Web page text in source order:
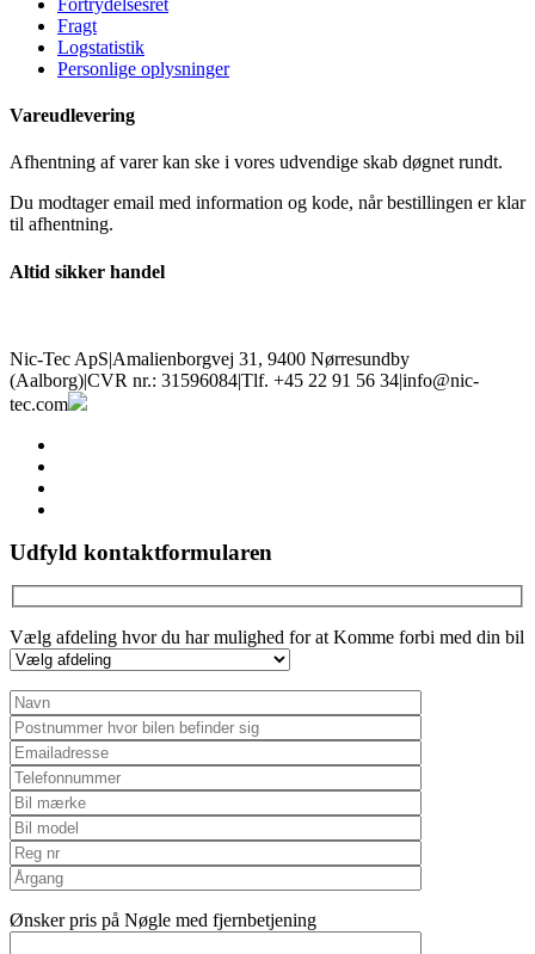
Fragt
Logstatistik
Personlige oplysninger
Vareudlevering
Afhentning af varer kan ske i vores udvendige skab døgnet rundt.
Du modtager email med information og kode, når bestillingen er klar
til afhentning.
Altid sikker handel
Nic-Tec ApS|Amalienborgvej 31, 9400 Nørresundby
(Aalborg)|CVR nr.: 31596084|Tlf. +45 22 91 56 34|info@nic-
tec.com
Udfyld kontaktformularen
Vælg afdeling hvor du har mulighed for at Komme forbi med din bil
Ønsker pris på Nøgle med fjernbetjening